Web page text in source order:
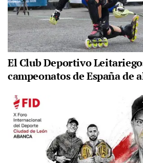
El Club Deportivo
campeonatos de España de